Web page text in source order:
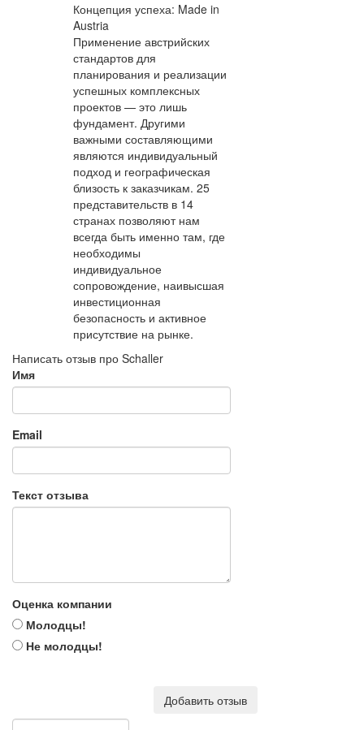
Концепция успеха: Made in
Austria
Применение австрийских
стандартов для
планирования и реализации
успешных комплексных
проектов — это лишь
фундамент. Другими
важными составляющими
являются индивидуальный
подход и географическая
близость к заказчикам. 25
представительств в 14
странах позволяют нам
всегда быть именно там, где
необходимы
индивидуальное
сопровождение, наивысшая
инвестиционная
безопасность и активное
присутствие на рынке.
Написать отзыв про Schaller
Имя
Email
Текст отзыва
Оценка компании
Молодцы!
Не молодцы!
Добавить отзыв